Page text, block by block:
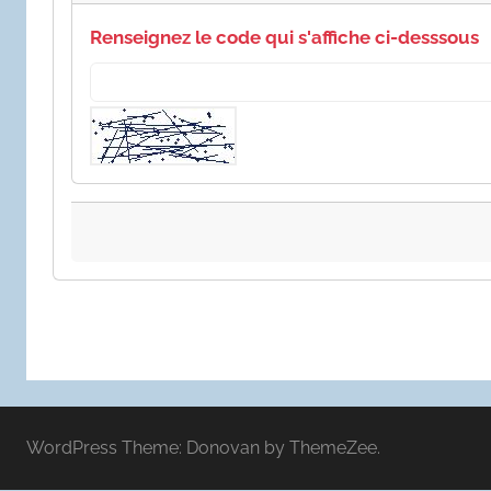
Renseignez le code qui s'affiche ci-desssous
WordPress Theme: Donovan by ThemeZee.